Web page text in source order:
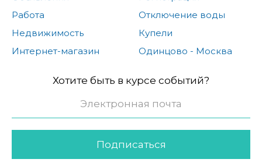
Работа
Недвижимость
Интернет-магазин
Отключение воды
Купели
Одинцово - Москва
Хотите быть в курсе событий?
Подписаться